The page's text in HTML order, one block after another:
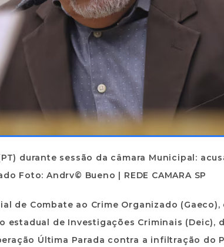
durante sessão da câmara Municipal:
Foto: Andrv© Bueno | REDE CAMARA SP
de Combate ao Crime Organizado
estadual de Investigações Criminais (Deic),
Última Parada contra a infiltração do